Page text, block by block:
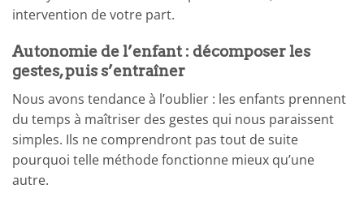
intervention de votre part.
Autonomie de l’enfant : décomposer les
gestes, puis s’entraîner
Nous avons tendance à l’oublier : les enfants prennent
du temps à maîtriser des gestes qui nous paraissent
simples. Ils ne comprendront pas tout de suite
pourquoi telle méthode fonctionne mieux qu’une
autre.